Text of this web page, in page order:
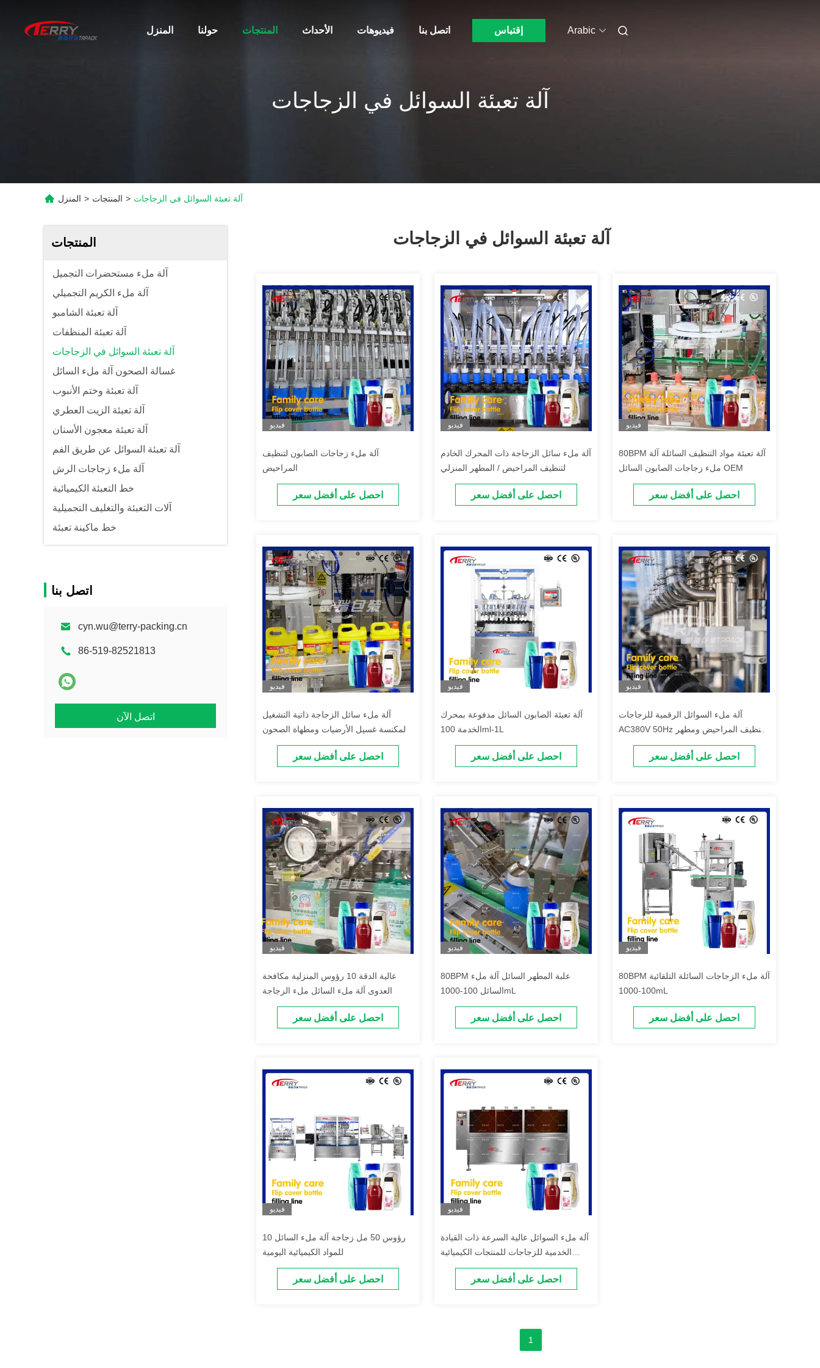
المنزل حولنا المنتجات الأحداث فيديوهات اتصل بنا إقتباس Arabic
آلة تعبئة السوائل في الزجاجات
المنزل > المنتجات > آلة تعبئة السوائل في الزجاجات
المنتجات
آلة ملء مستحضرات التجميل
آلة ملء الكريم التجميلي
آلة تعبئة الشامبو
آلة تعبئة المنظفات
آلة تعبئة السوائل في الزجاجات
غسالة الصحون آلة ملء السائل
آلة تعبئة وختم الأنبوب
آلة تعبئة الزيت العطري
آلة تعبئة معجون الأسنان
آلة تعبئة السوائل عن طريق الفم
آلة ملء زجاجات الرش
خط التعبئة الكيميائية
آلات التعبئة والتغليف التجميلية
خط ماكينة تعبئة
اتصل بنا
cyn.wu@terry-packing.cn
86-519-82521813
اتصل الآن
آلة تعبئة السوائل في الزجاجات
فيديو
آلة ملء زجاجات الصابون لتنظيف
المراحيض
احصل على أفضل سعر
فيديو
آلة ملء سائل الزجاجة ذات المحرك الخادم
لتنظيف المراحيض / المطهر المنزلي
احصل على أفضل سعر
فيديو
80BPM آلة تعبئة مواد التنظيف السائلة آلة
ملء زجاجات الصابون السائل OEM
احصل على أفضل سعر
فيديو
آلة ملء سائل الزجاجة ذاتية التشغيل
لمكنسة غسيل الأرضيات ومطهاة الصحون
احصل على أفضل سعر
فيديو
آلة تعبئة الصابون السائل مدفوعة بمحرك
الخدمة 100ml-1L
احصل على أفضل سعر
فيديو
آلة ملء السوائل الرقمية للزجاجات
AC380V 50Hz لتنظيف المراحيض ومطهر
المنازل
احصل على أفضل سعر
فيديو
عالية الدقة 10 رؤوس المنزلية مكافحة
العدوى آلة ملء السائل ملء الزجاجة
احصل على أفضل سعر
فيديو
80BPM علبة المطهر السائل آلة ملء
السائل 100-1000mL
احصل على أفضل سعر
فيديو
80BPM آلة ملء الزجاجات السائلة التلقائية
100-1000mL
احصل على أفضل سعر
فيديو
10 رؤوس 50 مل زجاجة آلة ملء السائل
للمواد الكيميائية اليومية
احصل على أفضل سعر
فيديو
آلة ملء السوائل عالية السرعة ذات القيادة
الخدمية للزجاجات للمنتجات الكيميائية
اليومية
احصل على أفضل سعر
1